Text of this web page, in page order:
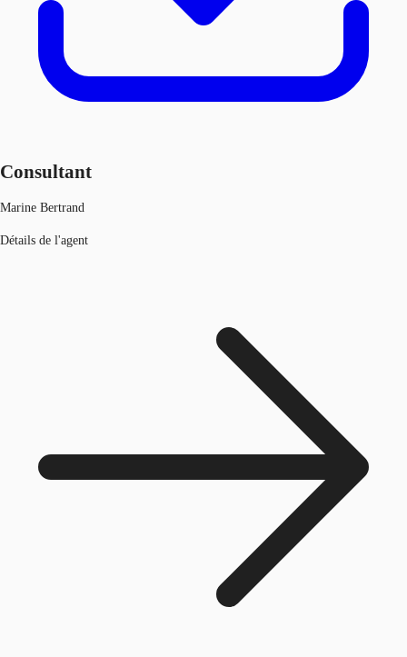
Consultant
Marine Bertrand
Détails de l'agent